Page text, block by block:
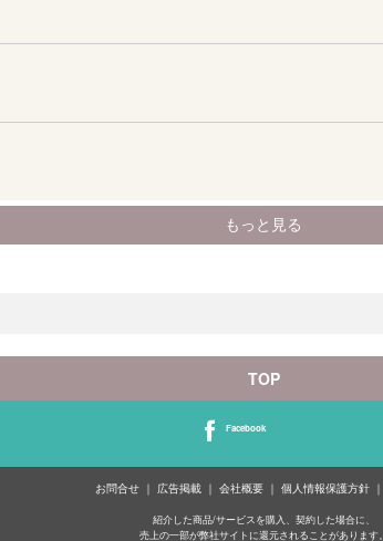
TOP
Facebook
お問合せ 広告掲載 会社概要 個人情報保護方針
紹介した商品/サービスを購入、契約した場合に、
売上の一部が弊社サイトに還元されることがあります。